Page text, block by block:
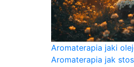
Aromaterapia jaki
Aromaterapia jak